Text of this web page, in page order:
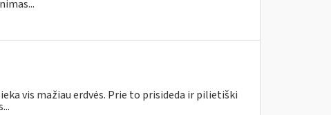
vis mažiau erdvės. Prie to prisideda ir pilietiški